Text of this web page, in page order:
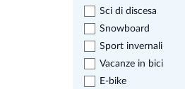
Sci di discesa
Snowboard
Sport invernali
Vacanze in bici
E-bike